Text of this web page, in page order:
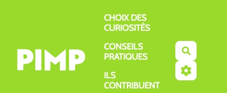
CHOIX DES
CURIOSITÉS
CONSEILS
PRATIQUES
ILS
CONTRIBUENT